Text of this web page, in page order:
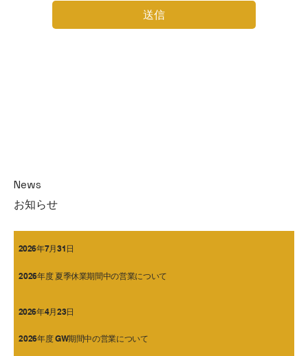
送信
​News
お知らせ
2026年7月31日
2026年度 夏季休業期間中の営業について
2026年4月23日
2026年度 GW期間中の営業について